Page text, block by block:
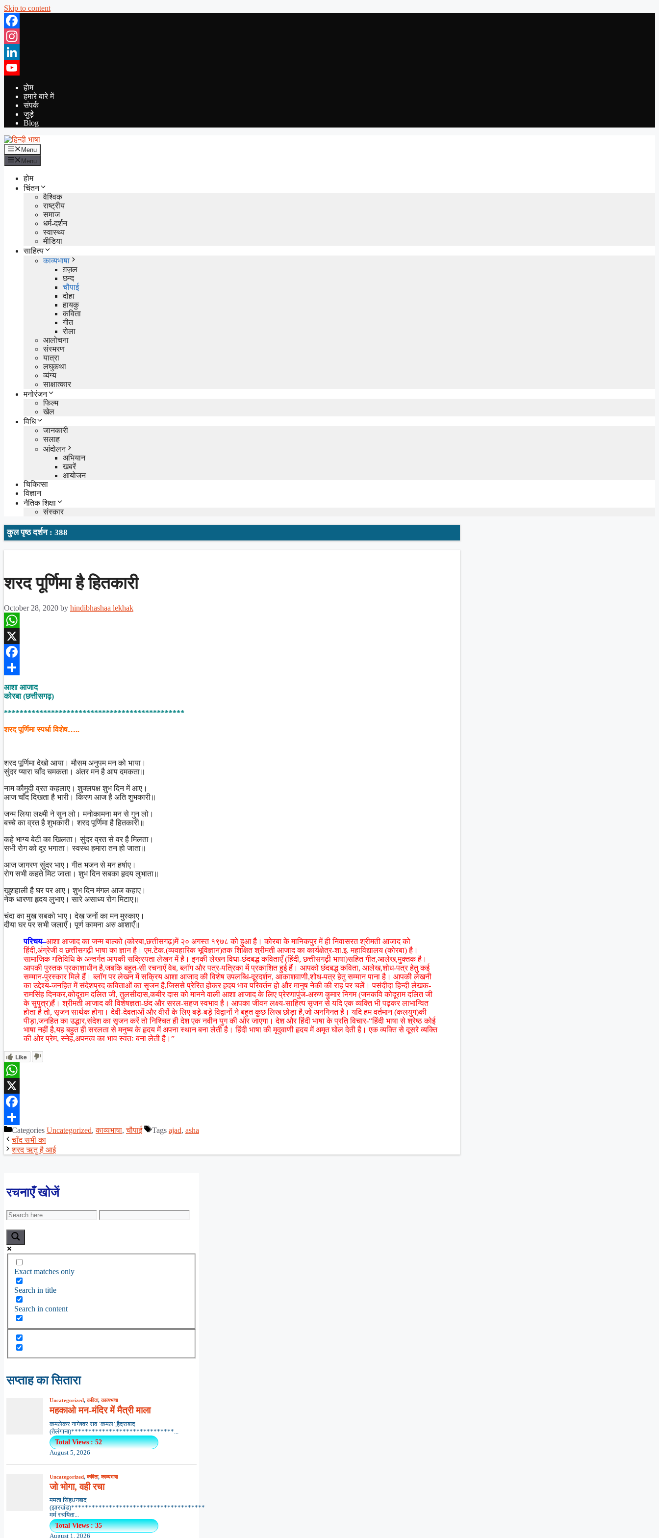
Skip to content
Facebook
Instagram
LinkedIn
YouTube
होम
हमारे बारे में
संपर्क
जुड़े
Blog
Menu
Menu
होम
चिंतन
वैश्विक
राष्ट्रीय
समाज
धर्म-दर्शन
स्वास्थ्य
मीडिया
साहित्य
काव्यभाषा
ग़ज़ल
छन्द
चौपाई
दोहा
हायकु
कविता
गीत
रोला
आलोचना
संस्मरण
यात्रा
लघुकथा
व्यंग्य
साक्षात्कार
मनोरंजन
फिल्म
खेल
विधि
जानकारी
सलाह
आंदोलन
अभियान
खबरें
आयोजन
चिकित्सा
विज्ञान
नैतिक शिक्षा
संस्कार
कुल पृष्ठ दर्शन : 388
शरद पूर्णिमा है हितकारी
October 28, 2020 by hindibhashaa lekhak
WhatsApp
X
Facebook
Share
आशा आजाद
कोरबा (छत्तीसगढ़)
**********************************************
शरद पूर्णिमा स्पर्धा विशेष…..
शरद पूर्णिमा देखो आया। मौसम अनुपम मन को भाया।
सुंदर प्यारा चाँद चमकता। अंतर मन है आप दमकता॥
नाम कौमुदी व्रत कहलाए। शुक्लपक्ष शुभ दिन में आए।
आज चाँद दिखता है भारी। किरण आज है अति शुभकारी॥
जन्म लिया लक्ष्मी ने सुन लो। मनोकामना मन से गुन लो।
बच्चे का व्रत है शुभकारी। शरद पूर्णिमा है हितकारी॥
कहे भाग्य बेटी का खिलता। सुंदर व्रत से वर है मिलता।
सभी रोग को दूर भगाता। स्वस्थ हमारा तन हो जाता॥
आज जागरण सुंदर भाए। गीत भजन से मन हर्षाए।
रोग सभी कहते मिट जाता। शुभ दिन सबका हृदय लुभाता॥
खुशहाली है घर पर आए। शुभ दिन मंगल आज कहाए।
नेक धारणा हृदय लुभाए। सारे असाध्य रोग मिटाए॥
चंदा का मुख सबको भाए। देख जनों का मन मुस्काए।
दीया घर पर सभी जलाएँ। पूर्ण कामना अरु आशाएँ॥
परिचय–आशा आजाद का जन्म बाल्को (कोरबा,छत्तीसगढ़)में २० अगस्त १९७८ को हुआ है। कोरबा के मानिकपुर में ही निवासरत श्रीमती आजाद को
हिंदी,अंग्रेजी व छत्तीसगढ़ी भाषा का ज्ञान है। एम.टेक.(व्यवहारिक भूविज्ञान)तक शिक्षित श्रीमती आजाद का कार्यक्षेत्र-शा.इ. महाविद्यालय (कोरबा) है।
सामाजिक गतिविधि के अन्तर्गत आपकी सक्रियता लेखन में है। इनकी लेखन विधा-छंदबद्ध कविताएँ (हिंदी, छत्तीसगढ़ी भाषा)सहित गीत,आलेख,मुक्तक है।
आपकी पुस्तक प्रकाशाधीन है,जबकि बहुत-सी रचनाएँ वेब, ब्लॉग और पत्र-पत्रिका में प्रकाशित हुई हैं। आपको छंदबद्ध कविता, आलेख,शोध-पत्र हेतु कई
सम्मान-पुरस्कार मिले हैं। ब्लॉग पर लेखन में सक्रिय आशा आजाद की विशेष उपलब्धि-दूरदर्शन, आकाशवाणी,शोध-पत्र हेतु सम्मान पाना है। आपकी लेखनी
का उद्देश्य-जनहित में संदेशप्रद कविताओं का सृजन है,जिससे प्रेरित होकर हृदय भाव परिवर्तन हो और मानुष नेकी की राह पर चलें। पसंदीदा हिन्दी लेखक-
रामसिंह दिनकर,कोदूराम दलित जी, तुलसीदास,कबीर दास को मानने वाली आशा आजाद के लिए प्रेरणापुंज-अरुण कुमार निगम (जनकवि कोदूराम दलित जी
के सुपुत्र)हैं। श्रीमती आजाद की विशेषज्ञता-छंद और सरल-सहज स्वभाव है। आपका जीवन लक्ष्य-साहित्य सृजन से यदि एक व्यक्ति भी पढ़कर लाभान्वित
होता है तो, सृजन सार्थक होगा। देवी-देवताओं और वीरों के लिए बड़े-बड़े विद्वानों ने बहुत कुछ लिख छोड़ा है,जो अनगिनत है। यदि हम वर्तमान (कलयुग)की
पीड़ा,जनहित का उद्धार,संदेश का सृजन करें तो निश्चित ही देश एक नवीन युग की ओर जाएगा। देश और हिंदी भाषा के प्रति विचार-“हिंदी भाषा से श्रेष्ठ कोई
भाषा नहीं है,यह बहुत ही सरलता से मनुष्य के हृदय में अपना स्थान बना लेती है। हिंदी भाषा की मृदुवाणी हृदय में अमृत घोल देती है। एक व्यक्ति से दूसरे व्यक्ति
की ओर प्रेम, स्नेह,अपनत्व का भाव स्वतः बना लेती है।”
Like
WhatsApp
X
Facebook
ShareCategories Uncategorized,काव्यभाषा,चौपाई Tags ajad, asha
चाँद सभी का
शरद ऋतु है आई
रचनाएँ खोजें
Exact matches only
Search in title
Search in content
सप्ताह का सितारा
Uncategorized,कविता,काव्यभाषा
महकाओ मन-मंदिर में मैत्री माला
कमलेकर नागेश्वर राव ‘कमल’,हैदराबाद
(तेलंगाना)******************************...
Total Views : 52
August 5, 2026
Uncategorized,कविता,काव्यभाषा
जो भोगा, वही रचा
ममता सिंहधनबाद
(झारखंड)***************************************
मर्म रचयिता...
Total Views : 35
August 1, 2026